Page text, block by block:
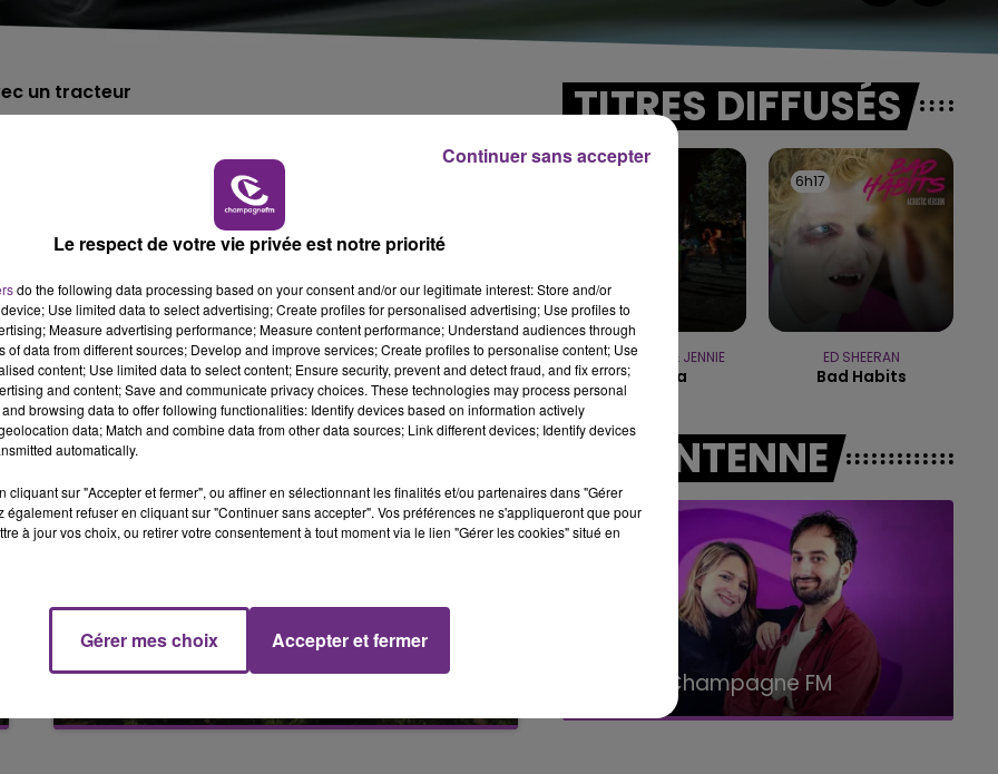
10h00 - 14h00
LE TICKET DE CAISSE
14h00 - 15h00
LA RADIO POP
un tracteur
d'Auvillers-les-Forges (Ardennes).
qui restent à déterminer.
un traumatisme thoracique.
vers le Chu de Reims, en urgence absolue.
très choqué.
6 août 2026
L'INSPECTION DU TRAVAIL RAPPELLE À
Alors que les dates de début des vendange
TITRES DIFFUSÉS
TAME IMPALA & JENNIE
Dracula
6h17
6h17
ED SHEERAN
Bad Habits
A L'ANTENNE
La Radio Pop Le Club Champagne FM
Le respect de votre vie privée est notre priorité
do the following data processing based on your consent and/or our legitimate interest: Store and/or
Use limited data to select advertising; Create profiles for personalised advertising; Use profiles to
Measure advertising performance; Measure content performance; Understand audiences through
of data from different sources; Develop and improve services; Create profiles to personalise content; Use
content; Use limited data to select content; Ensure security, prevent and detect fraud, and fix errors;
and content; Save and communicate privacy choices. These technologies may process personal
browsing data to offer following functionalities: Identify devices based on information actively
data; Match and combine data from other data sources; Link different devices; Identify devices
automatically.
cliquant sur "Accepter et fermer", ou affiner en sélectionnant les finalités et/ou partenaires dans "Gérer
également refuser en cliquant sur "Continuer sans accepter". Vos préférences ne s'appliqueront que pour
à jour vos choix, ou retirer votre consentement à tout moment via le lien "Gérer les cookies" situé en
Gérer mes choix Accepter et fermer
Continuer sans accepter